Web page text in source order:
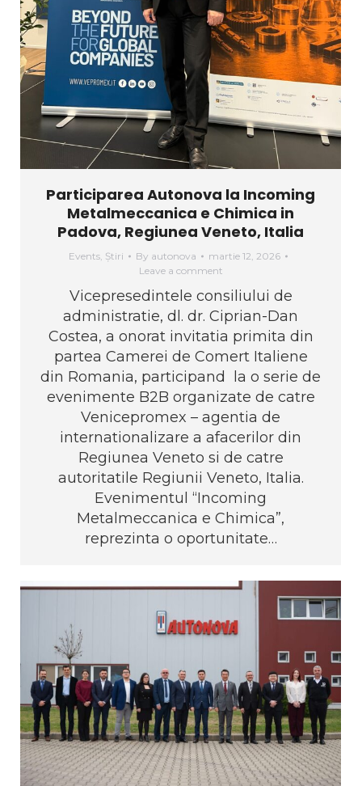
Participarea Autonova la Incoming
Metalmeccanica e Chimica in
Padova, Regiunea Veneto, Italia
Events Știri By autonova
martie 12, 2026
Leave a comment
Vicepresedintele consiliului de
administratie, dl. dr. Ciprian-Dan
Costea, a onorat invitatia primita din
partea Camerei de Comert Italiene
din Romania, participand la o serie de
evenimente B2B organizate de catre
Venicepromex – agentia de
internationalizare a afacerilor din
Regiunea Veneto si de catre
autoritatile Regiunii Veneto, Italia.
Evenimentul “Incoming
Metalmeccanica e Chimica”,
reprezinta o oportunitate…